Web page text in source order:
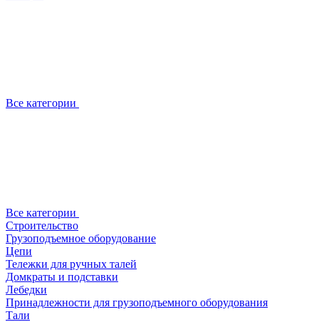
Все категории
Все категории
Строительство
Грузоподъемное оборудование
Цепи
Тележки для ручных талей
Домкраты и подставки
Лебедки
Принадлежности для грузоподъемного оборудования
Тали